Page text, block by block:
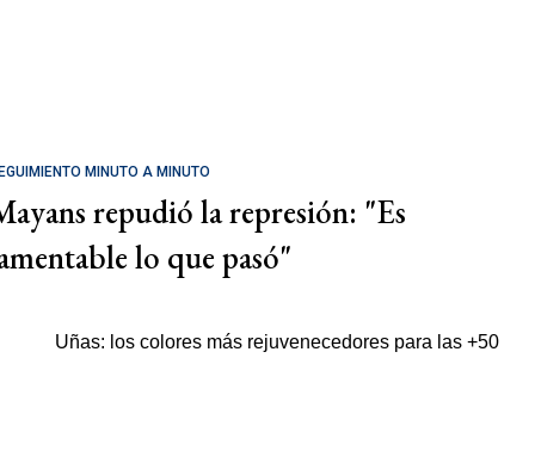
MINUTO A MINUTO
repudió la represión: "Es
lo que pasó"